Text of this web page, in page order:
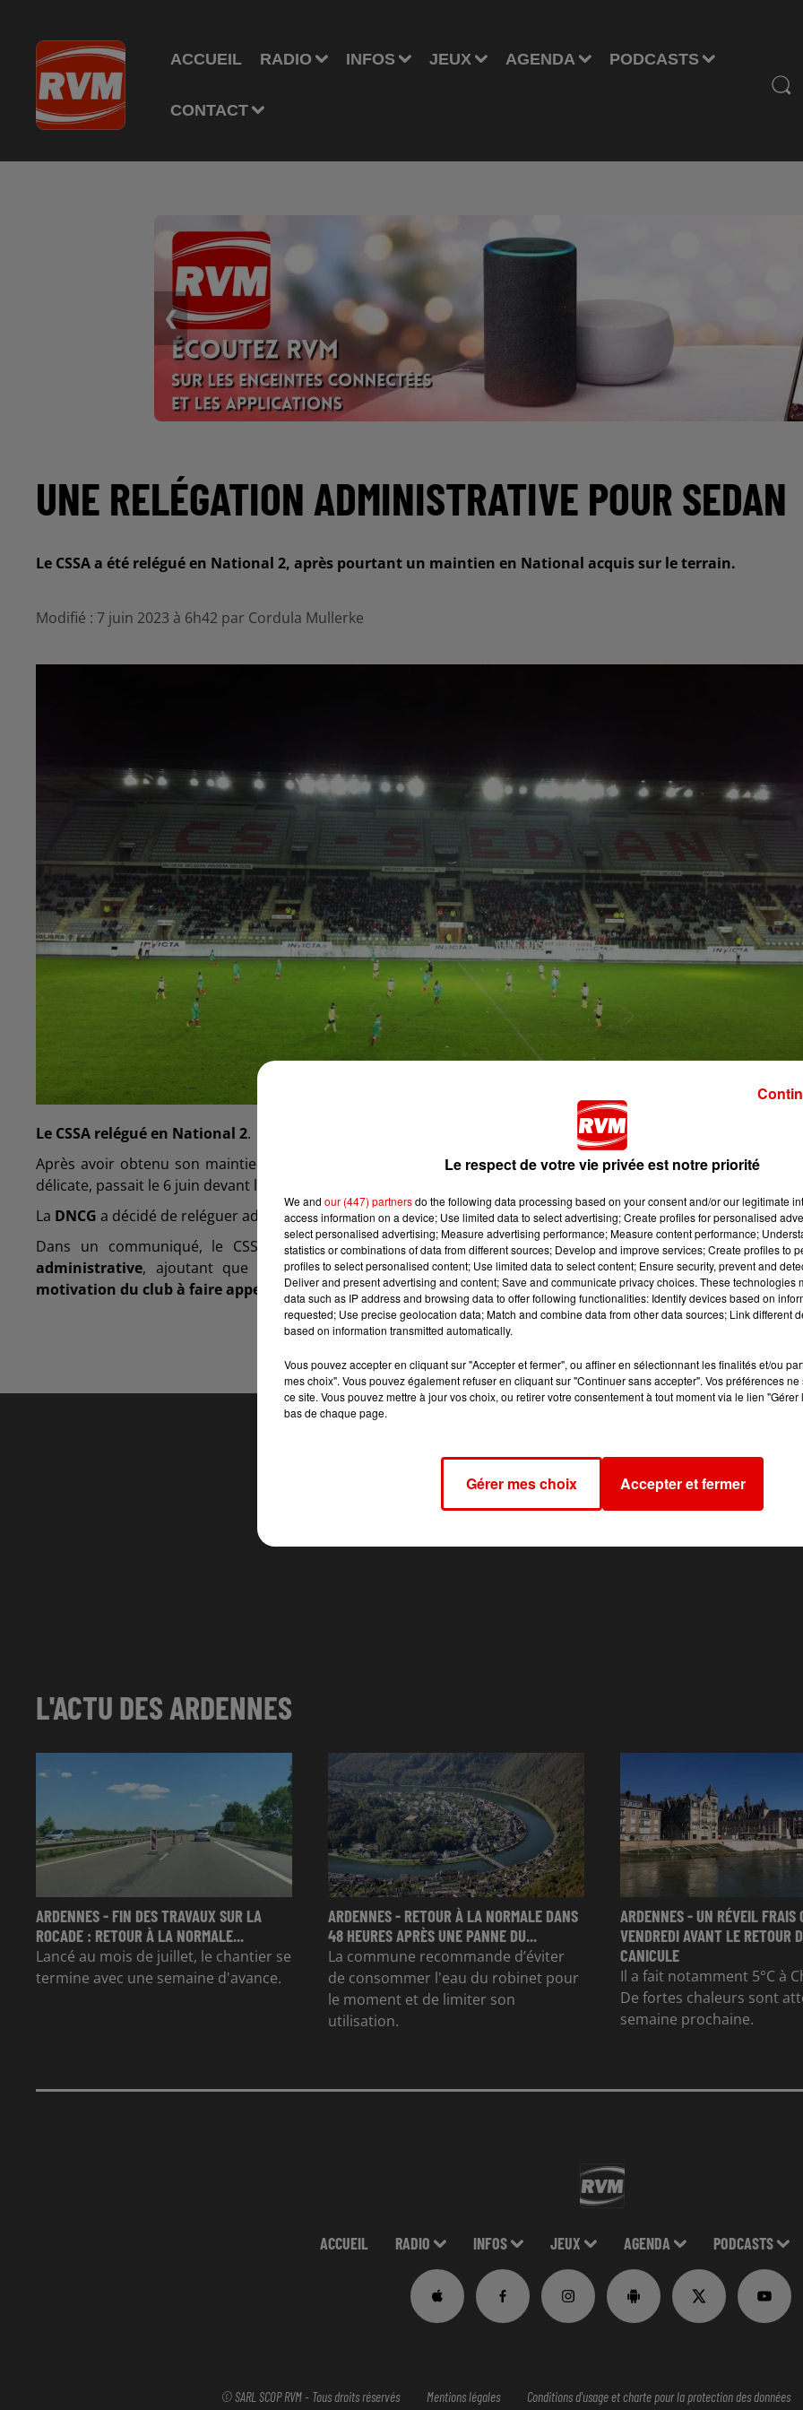
ACCUEIL RADIO INFOS JEUX AGENDA PODCASTS
CONTACT
❮
UNE RELÉGATION ADMINISTRATIVE POUR SEDAN
Le CSSA a été relégué en National 2, après pourtant un maintien en National acquis sur le terrain.
Modifié : 7 juin 2023 à 6h42 par Cordula Mullerke
Le CSSA relégué en National 2.
Après avoir obtenu son maintien sur les terrains de National cette saison, le CSSA, ensituation financière
délicate, passait le 6 juin devant la Direction Nationale du Contrôle de Gestion.
La DNCG a décidé de reléguer administrativement le club de Sedan.
Dans un communiqué, le CSSA indique prendre acte sans surprise de cette décision de
administrative, ajoutant que le président du club, Marc Dubois, s'exprimera ce mercredi. Il
motivation du club à faire appel
et sa conviction que le CSSA conservera sa place acquise en National.
L'ACTU DES ARDENNES
ARDENNES - FIN DES TRAVAUX SUR LA
ROCADE : RETOUR À LA NORMALE...
Lancé au mois de juillet, le chantier se
termine avec une semaine d'avance.
ARDENNES - RETOUR À LA NORMALE DANS
48 HEURES APRÈS UNE PANNE DU...
La commune recommande d’éviter
de consommer l'eau du robinet pour
le moment et de limiter son
utilisation.
ARDENNES - UN RÉVEIL FRAIS
VENDREDI AVANT LE RETOUR
CANICULE
Il a fait notamment 5°C à
De fortes chaleurs sont
semaine prochaine.
ACCUEIL RADIO INFOS JEUX AGENDA PODCASTS
© SARL SCOP RVM - Tous droits réservés Mentions légales Conditions d'usage et charte pour la protection des données
Le respect de votre vie privée est notre priorité
We and our (447) partnersdo the following data processing based on your consent and/or our legitimate
access information on a device; Use limited data to select advertising; Create profiles for personalised
select personalised advertising; Measure advertising performance; Measure content performance;
statistics or combinations of data from different sources; Develop and improve services; Create profiles to
profiles to select personalised content; Use limited data to select content; Ensure security, prevent and
Deliver and present advertising and content; Save and communicate privacy choices. These technologies
data such as IP address and browsing data to offer following functionalities: Identify devices based on
requested; Use precise geolocation data; Match and combine data from other data sources; Link different
based on information transmitted automatically.
Vous pouvez accepter en cliquant sur "Accepter et fermer", ou affiner en sélectionnant les finalités et/ou
mes choix". Vous pouvez également refuser en cliquant sur "Continuer sans accepter". Vos préférences
ce site. Vous pouvez mettre à jour vos choix, ou retirer votre consentement à tout moment via le lien
bas de chaque page.
Gérer mes choix Accepter et fermer